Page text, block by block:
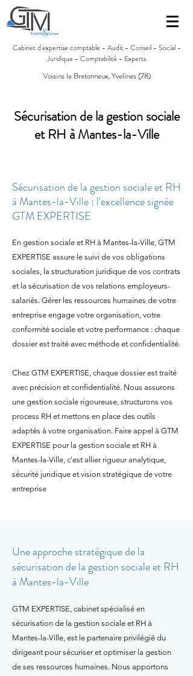
Cabinet d'expertise comptable - Audit - Conseil - Social -
Juridique - Comptabilité - Experts
Voisins le Bretonneux, Yvelines (78)
Sécurisation de la gestion sociale
et RH à Mantes-la-Ville
Sécurisation de la gestion sociale et RH
à Mantes-la-Ville : l'excellence signée
GTM EXPERTISE
En gestion sociale et RH à Mantes-la-Ville, GTM
EXPERTISE assure le suivi de vos obligations
sociales, la structuration juridique de vos contrats
et la sécurisation de vos relations employeurs-
salariés. Gérer les ressources humaines de votre
entreprise engage votre organisation, votre
conformité sociale et votre performance : chaque
dossier est traité avec méthode et confidentialité.
Chez GTM EXPERTISE, chaque dossier est traité
avec précision et confidentialité. Nous assurons
une gestion sociale rigoureuse, structurons vos
process RH et mettons en place des outils
adaptés à votre organisation. Faire appel à GTM
EXPERTISE pour la gestion sociale et RH à
Mantes-la-Ville, c'est allier rigueur analytique,
sécurité juridique et vision stratégique de votre
entreprise
Une approche stratégique de la
sécurisation de la gestion sociale et RH
à Mantes-la-Ville
GTM EXPERTISE, cabinet spécialisé en
sécurisation de la gestion sociale et RH à
Mantes-la-Ville, est le partenaire privilégié du
dirigeant pour sécuriser et optimiser la gestion
de ses ressources humaines. Nous apportons